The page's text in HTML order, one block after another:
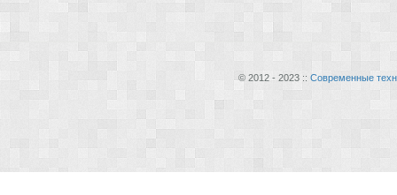
© 2012 - 2023 :: Современные